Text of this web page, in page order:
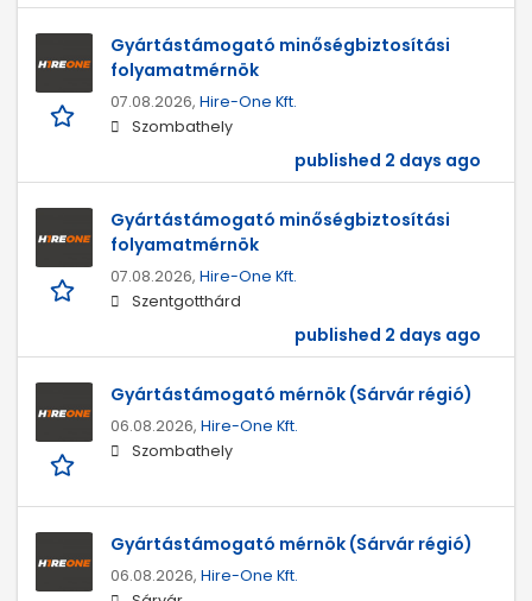
Gyártástámogató minőségbiztosítási
folyamatmérnök
07.08.2026, Hire-One Kft.
Szombathely
published 2 days ago
Gyártástámogató minőségbiztosítási
folyamatmérnök
07.08.2026, Hire-One Kft.
Szentgotthárd
published 2 days ago
Gyártástámogató mérnök (Sárvár régió)
06.08.2026, Hire-One Kft.
Szombathely
Gyártástámogató mérnök (Sárvár régió)
06.08.2026, Hire-One Kft.